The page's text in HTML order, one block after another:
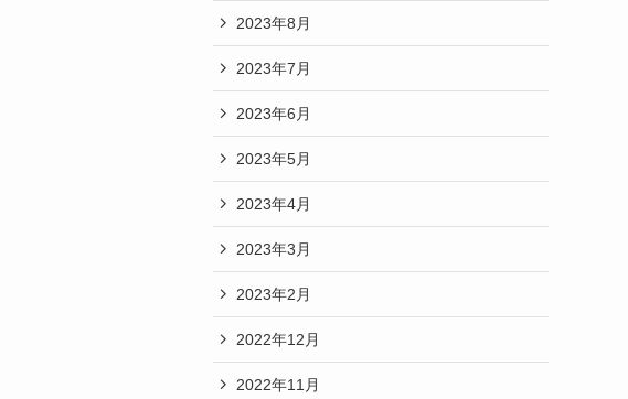
2023年8月
2023年7月
2023年6月
2023年5月
2023年4月
2023年3月
2023年2月
2022年12月
2022年11月